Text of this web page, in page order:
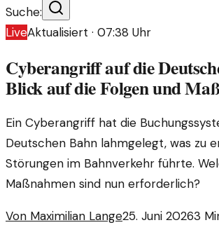
Suche:
LiveAktualisiert · 07:38 Uhr
Cyberangriff auf die
Blick auf die Folgen und
Ein Cyberangriff hat die
Deutschen Bahn lahmgelegt, was zu
Störungen im Bahnverkehr führte.
Maßnahmen sind nun erforderlich?
Von Maximilian Lange25. Juni 20263